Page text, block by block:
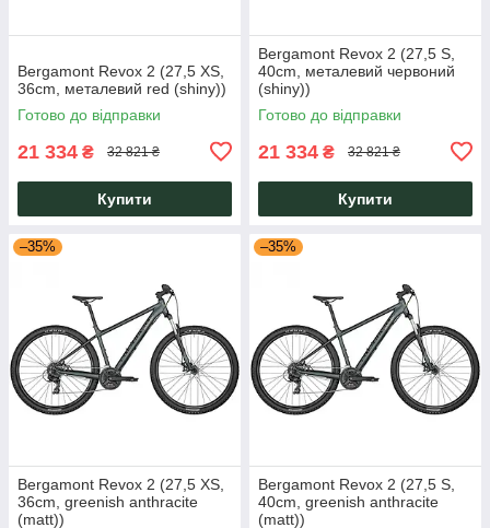
Bergamont Revox 2 (27,5 XS,
36cm, металевий red (shiny))
Готово до відправки
21 334 ₴ 32 821 ₴
Купити
Bergamont Revox 2 (27,5 S,
40cm, металевий червоний
(shiny))
Готово до відправки
21 334 ₴ 32 821 ₴
Купити
–35%
Bergamont Revox 2 (27,5 XS,
36cm, greenish anthracite
(matt))
–35%
Bergamont Revox 2 (27,5 S,
40cm, greenish anthracite
(matt))